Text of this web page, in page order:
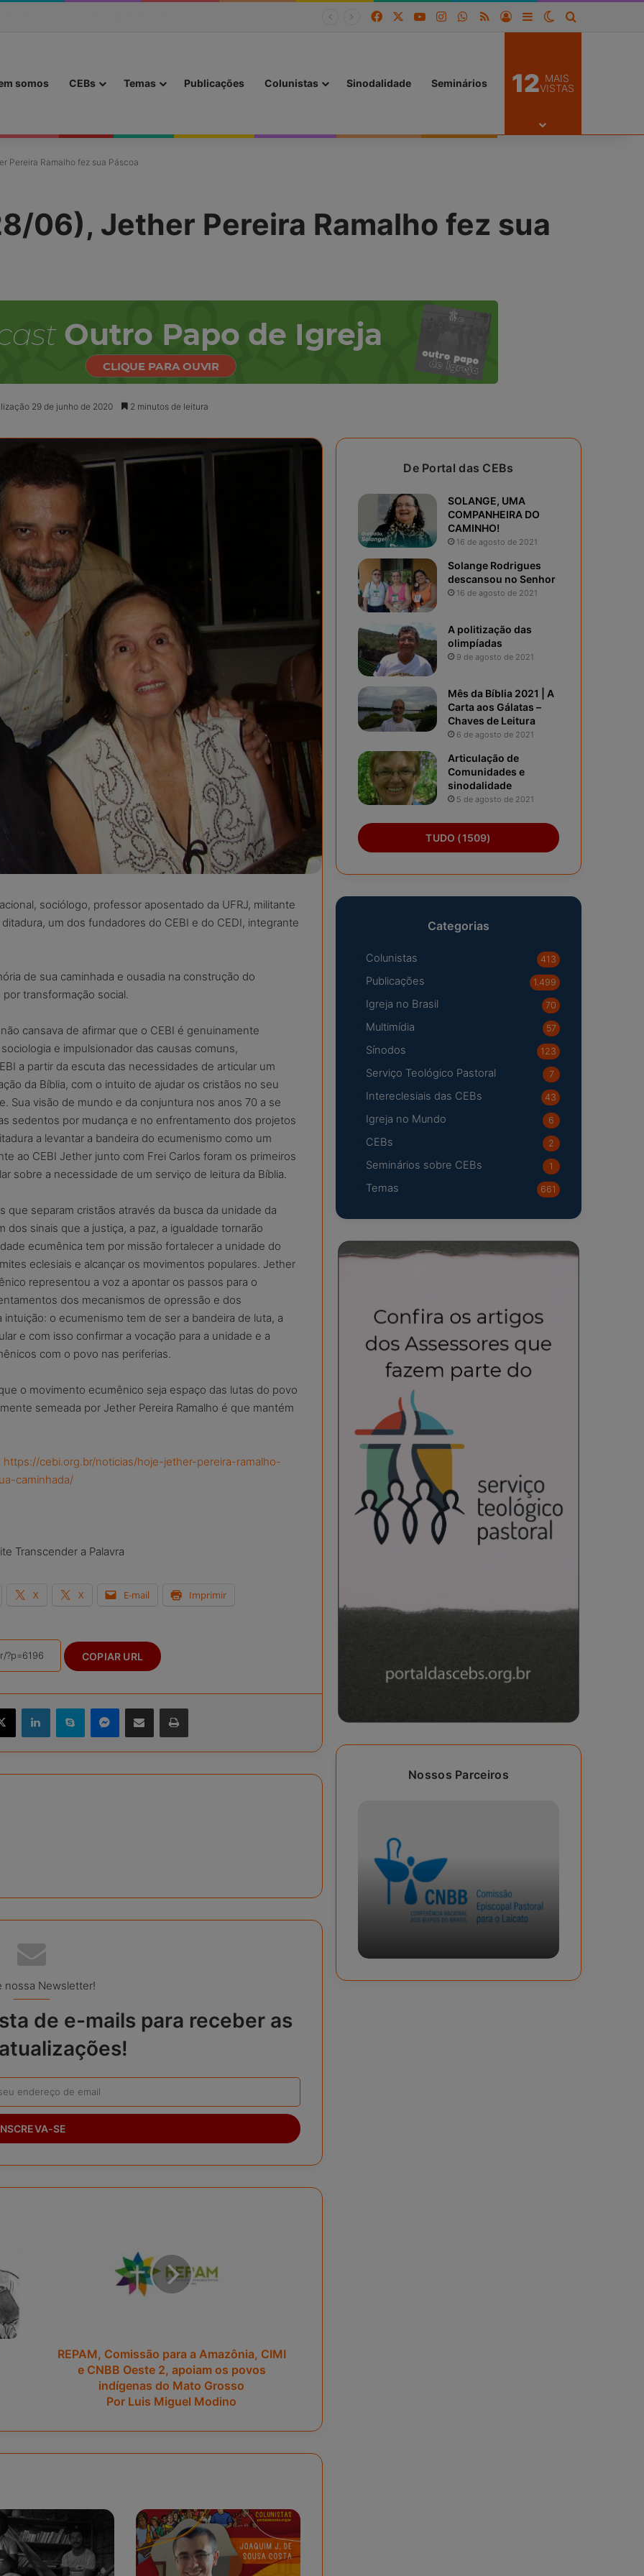
Facebook YouTubeInstagramWhatsApp
RSS EntrarBarra Lateral
Switch skin
somos CEBs Temas Publicações Colunistas Sinodalidade Seminários 12 MAIS
VISTAS
Pereira Ramalho fez sua Páscoa
06), Jether Pereira Ramalho fez sua
29 de junho de 2020 2 minutos de leitura
sociólogo, professor aposentado da UFRJ, militante
um dos fundadores do CEBI e do CEDI, integrante
de sua caminhada e ousadia na construção do
transformação social.
cansava de afirmar que o CEBI é genuinamente
e impulsionador das causas comuns,
a partir da escuta das necessidades de articular um
da Bíblia, com o intuito de ajudar os cristãos no seu
Sua visão de mundo e da conjuntura nos anos 70 a se
sedentos por mudança e no enfrentamento dos projetos
a levantar a bandeira do ecumenismo como um
ao CEBI Jether junto com Frei Carlos foram os primeiros
sobre a necessidade de um serviço de leitura da Bíblia.
separam cristãos através da busca da unidade da
dos sinais que a justiça, a paz, a igualdade tornarão
ecumênica tem por missão fortalecer a unidade do
eclesiais e alcançar os movimentos populares. Jether
representou a voz a apontar os passos para o
dos mecanismos de opressão e dos
o ecumenismo tem de ser a bandeira de luta, a
e com isso confirmar a vocação para a unidade e a
com o povo nas periferias.
o movimento ecumênico seja espaço das lutas do povo
semeada por Jether Pereira Ramalho é que mantém
https://cebi.org.br/noticias/hoje-jether-pereira-ramalho-
caminhada/
Transcender a Palavra
X X E-mail Imprimir
COPIAR URL
X Linkedin Skype Messenger Compartilhar via e-mail Imprimir
nossa Newsletter!
de e-mails para receber as
a
n
a
,
REPAM, Comissão para a Amazônia, CIMI
e CNBB Oeste 2, apoiam os povos
indígenas do Mato Grosso
Por Luis Miguel Modino
De Portal das CEBs
SOLANGE, UMA
COMPANHEIRA DO
CAMINHO!
16 de agosto de 2021
Solange Rodrigues
descansou no Senhor
16 de agosto de 2021
A politização das
olimpíadas
9 de agosto de 2021
Mês da Bíblia 2021 | A
Carta aos Gálatas –
Chaves de Leitura
6 de agosto de 2021
Articulação de
Comunidades e
sinodalidade
5 de agosto de 2021
TUDO (1509)
Categorias
Colunistas 413
Publicações 1.499
Igreja no Brasil 70
Multimídia 57
Sínodos 123
Serviço Teológico Pastoral 7
Intereclesiais das CEBs 43
Igreja no Mundo 6
CEBs 2
Seminários sobre CEBs 1
Temas 661
Nossos Parceiros